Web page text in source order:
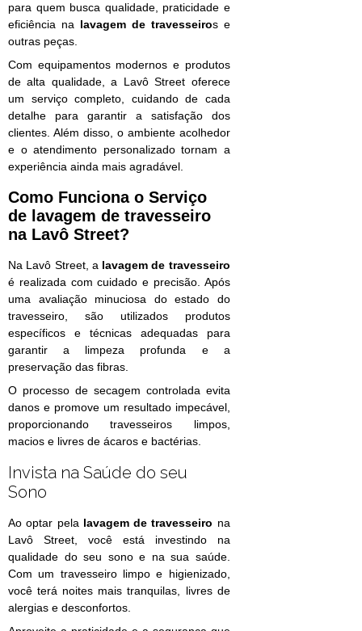
para quem busca qualidade, praticidade e
eficiência na lavagem de travesseiros e
outras peças.
Com equipamentos modernos e produtos
de alta qualidade, a Lavô Street oferece
um serviço completo, cuidando de cada
detalhe para garantir a satisfação dos
clientes. Além disso, o ambiente acolhedor
e o atendimento personalizado tornam a
experiência ainda mais agradável.
Como Funciona o Serviço
de lavagem de travesseiro
na Lavô Street?
Na Lavô Street, a lavagem de travesseiro
é realizada com cuidado e precisão. Após
uma avaliação minuciosa do estado do
travesseiro, são utilizados produtos
específicos e técnicas adequadas para
garantir a limpeza profunda e a
preservação das fibras.
O processo de secagem controlada evita
danos e promove um resultado impecável,
proporcionando travesseiros limpos,
macios e livres de ácaros e bactérias.
Invista na Saúde do seu
Sono
Ao optar pela lavagem de travesseiro na
Lavô Street, você está investindo na
qualidade do seu sono e na sua saúde.
Com um travesseiro limpo e higienizado,
você terá noites mais tranquilas, livres de
alergias e desconfortos.